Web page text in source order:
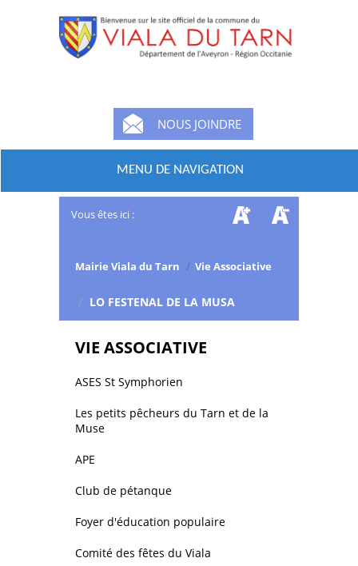
NOUS JOINDRE
MENU DE NAVIGATION
Vous êtes ici :
Mairie Viala du Tarn / Vie Associative
/ LO FESTENAL DE LA MUSA
VIE ASSOCIATIVE
ASES St Symphorien
Les petits pêcheurs du Tarn et de la
Muse
APE
Club de pétanque
Foyer d'éducation populaire
Comité des fêtes du Viala